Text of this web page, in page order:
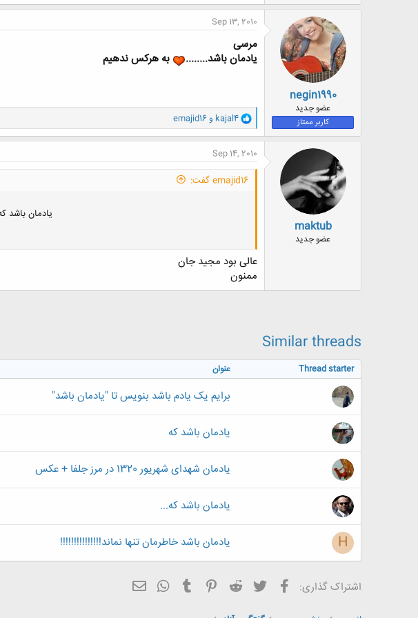
ک
ن
ش
ه
ا
:
negin1990
عضو جدید
کاربر ممتاز
Sep 13, 2010
مرسی
یادمان باشد........
به هرکس ندهیم
و
ا
ک
ن
ش
ا
kajal4 و emajid16
maktub
عضو جدید
Sep 14, 2010
emajid16 گفت:
یادمان باشد
عالی بود مجید جان
ممنون
Similar threads
Thread starter عنوان
برایم یک یادم باشد بنویس تا "یادمان باشد"
یادمان باشد که
یادمان شهدای شهریور 1320 در مرز جلفا + عکس
یادمان باشد که...
H یادمان باشد خاطرمان تنها نماند!!!!!!!!!!!!!!!
اشتراک گذاری: فیسبوکتویتر Reddit
Pinterest
Tumblr
WhatsApp